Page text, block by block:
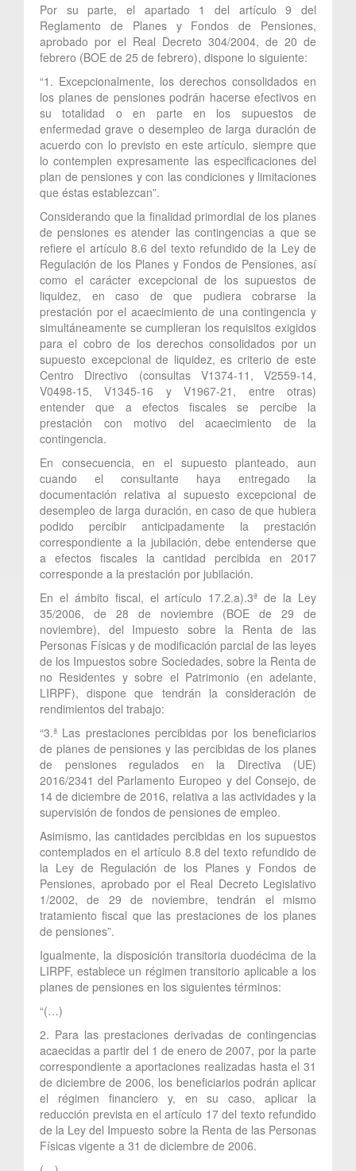
Por su parte, el apartado 1 del artículo 9 del
Reglamento de Planes y Fondos de Pensiones,
aprobado por el Real Decreto 304/2004, de 20 de
febrero (BOE de 25 de febrero), dispone lo siguiente:
“1. Excepcionalmente, los derechos consolidados en
los planes de pensiones podrán hacerse efectivos en
su totalidad o en parte en los supuestos de
enfermedad grave o desempleo de larga duración de
acuerdo con lo previsto en este artículo, siempre que
lo contemplen expresamente las especificaciones del
plan de pensiones y con las condiciones y limitaciones
que éstas establezcan”.
Considerando que la finalidad primordial de los planes
de pensiones es atender las contingencias a que se
refiere el artículo 8.6 del texto refundido de la Ley de
Regulación de los Planes y Fondos de Pensiones, así
como el carácter excepcional de los supuestos de
liquidez, en caso de que pudiera cobrarse la
prestación por el acaecimiento de una contingencia y
simultáneamente se cumplieran los requisitos exigidos
para el cobro de los derechos consolidados por un
supuesto excepcional de liquidez, es criterio de este
Centro Directivo (consultas V1374-11, V2559-14,
V0498-15, V1345-16 y V1967-21, entre otras)
entender que a efectos fiscales se percibe la
prestación con motivo del acaecimiento de la
contingencia.
En consecuencia, en el supuesto planteado, aun
cuando el consultante haya entregado la
documentación relativa al supuesto excepcional de
desempleo de larga duración, en caso de que hubiera
podido percibir anticipadamente la prestación
correspondiente a la jubilación, debe entenderse que
a efectos fiscales la cantidad percibida en 2017
corresponde a la prestación por jubilación.
En el ámbito fiscal, el artículo 17.2.a).3ª de la Ley
35/2006, de 28 de noviembre (BOE de 29 de
noviembre), del Impuesto sobre la Renta de las
Personas Físicas y de modificación parcial de las leyes
de los Impuestos sobre Sociedades, sobre la Renta de
no Residentes y sobre el Patrimonio (en adelante,
LIRPF), dispone que tendrán la consideración de
rendimientos del trabajo:
“3.ª Las prestaciones percibidas por los beneficiarios
de planes de pensiones y las percibidas de los planes
de pensiones regulados en la Directiva (UE)
2016/2341 del Parlamento Europeo y del Consejo, de
14 de diciembre de 2016, relativa a las actividades y la
supervisión de fondos de pensiones de empleo.
Asimismo, las cantidades percibidas en los supuestos
contemplados en el artículo 8.8 del texto refundido de
la Ley de Regulación de los Planes y Fondos de
Pensiones, aprobado por el Real Decreto Legislativo
1/2002, de 29 de noviembre, tendrán el mismo
tratamiento fiscal que las prestaciones de los planes
de pensiones”.
Igualmente, la disposición transitoria duodécima de la
LIRPF, establece un régimen transitorio aplicable a los
planes de pensiones en los siguientes términos:
“(…)
2. Para las prestaciones derivadas de contingencias
acaecidas a partir del 1 de enero de 2007, por la parte
correspondiente a aportaciones realizadas hasta el 31
de diciembre de 2006, los beneficiarios podrán aplicar
el régimen financiero y, en su caso, aplicar la
reducción prevista en el artículo 17 del texto refundido
de la Ley del Impuesto sobre la Renta de las Personas
Físicas vigente a 31 de diciembre de 2006.